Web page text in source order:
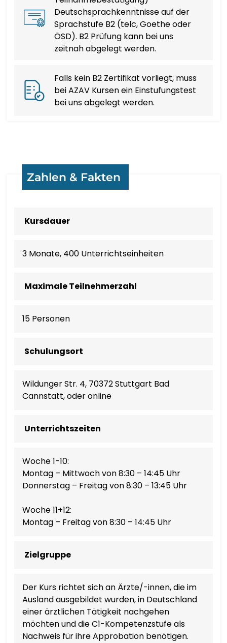
РУССКИЙ
SAMOAN
СРПСКИ ЈЕЗИК
سنڌي
SLOVENŠČINA
AFSOOMAALI
SVENSKA
ТОҶИКӢ
తెలుగు
اردو
O‘ZBEKCHA
Deutschsprachkenntnisse auf der
Sprachstufe B2 (telc, Goethe oder
ÖSD). B2 Prüfung kann bei uns
zeitnah abgelegt werden.
Falls kein B2 Zertifikat vorliegt, muss
bei AZAV Kursen ein Einstufungstest
bei uns abgelegt werden.
Zahlen & Fakten
Kursdauer
3 Monate, 400 Unterrichtseinheiten
Maximale Teilnehmerzahl
15 Personen
Schulungsort
Wildunger Str. 4, 70372 Stuttgart Bad
Cannstatt, oder online
Unterrichtszeiten
Woche 1-10:
Montag – Mittwoch von 8:30 – 14:45 Uhr
Donnerstag – Freitag von 8:30 – 13:45 Uhr
Woche 11+12:
Montag – Freitag von 8:30 – 14:45 Uhr
Zielgruppe
Der Kurs richtet sich an Ärzte/-innen, die im
Ausland ausgebildet wurden, in Deutschland
einer ärztlichen Tätigkeit nachgehen
möchten und die C1-Kompetenzstufe als
Nachweis für ihre Approbation benötigen.